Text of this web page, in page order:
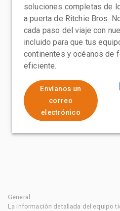
soluciones completas de
a puerta de Ritchie Bros.
cada paso del viaje con
incluido para que tus
continentes y océanos de
eficiente.
Envíanos un
correo
electrónico
General
La información detallada del equipo